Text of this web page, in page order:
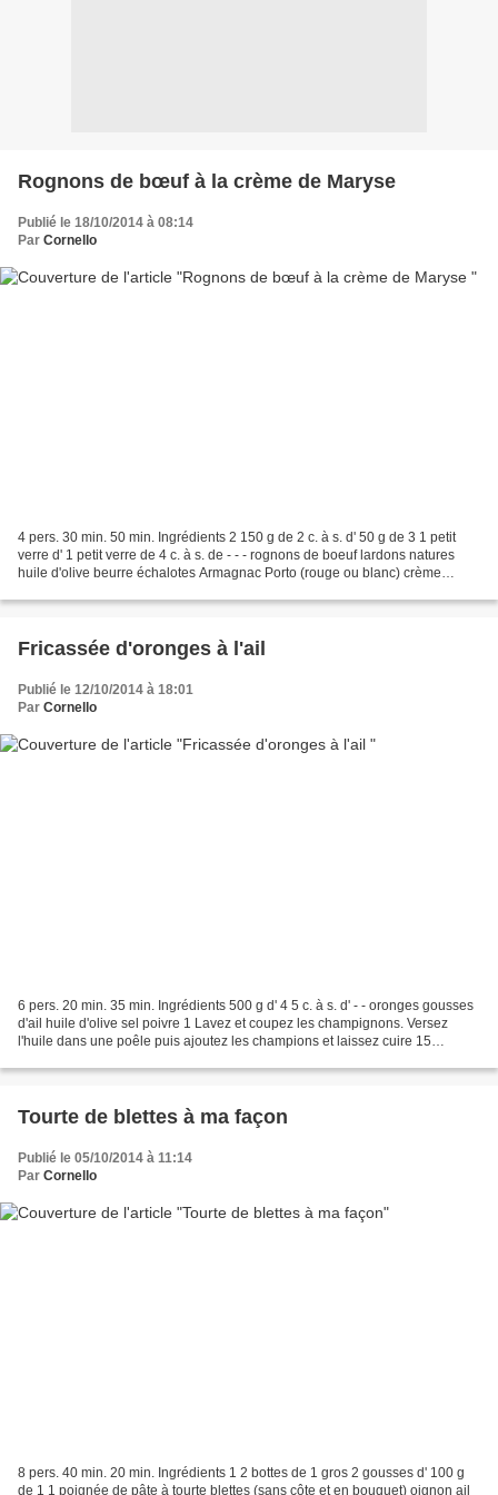
Rognons de bœuf à la crème de Maryse
Publié le 18/10/2014 à 08:14
Par Cornello
4 pers. 30 min. 50 min. Ingrédients 2 150 g de 2 c. à s. d' 50 g de 3 1 petit
verre d' 1 petit verre de 4 c. à s. de - - - rognons de boeuf lardons natures
huile d'olive beurre échalotes Armagnac Porto (rouge ou blanc) crème
Fricassée d'oronges à l'ail
Publié le 12/10/2014 à 18:01
Par Cornello
6 pers. 20 min. 35 min. Ingrédients 500 g d' 4 5 c. à s. d' - - oronges gousses
d'ail huile d'olive sel poivre 1 Lavez et coupez les champignons. Versez
l'huile dans une poêle puis ajoutez les champions et laissez cuire 15
Tourte de blettes à ma façon
Publié le 05/10/2014 à 11:14
Par Cornello
8 pers. 40 min. 20 min. Ingrédients 1 2 bottes de 1 gros 2 gousses d' 100 g
de 1 1 poignée de pâte à tourte blettes (sans côte et en bouquet) oignon ail